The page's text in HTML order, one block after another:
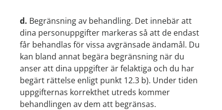
d. Begränsning av behandling. Det innebär att
dina personuppgifter markeras så att de endast
får behandlas för vissa avgränsade ändamål. Du
kan bland annat begära begränsning när du
anser att dina uppgifter är felaktiga och du har
begärt rättelse enligt punkt 12.3 b). Under tiden
uppgifternas korrekthet utreds kommer
behandlingen av dem att begränsas.